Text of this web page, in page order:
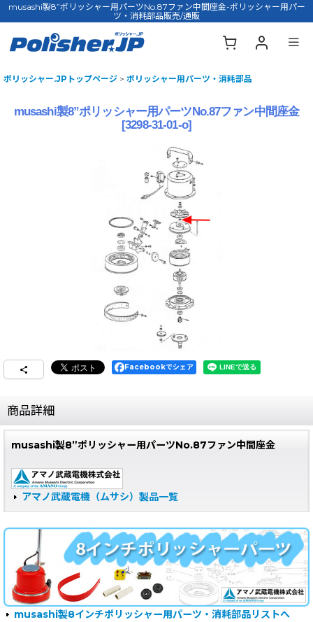
musashi製8”ポリッシャー用パーツNo.87ファン中間座金-ポリッシャー用パー
ツ・消耗部品販売/通販
ポリッシャー.JPトップページ > ポリッシャー用パーツ・消耗部品
musashi製8”ポリッシャー用パーツNo.87ファン中間座金
[3298-31-01-o]
Facebookでシェア
商品詳細
musashi製8”ポリッシャー用パーツNo.87ファン中間座金
アマノ武蔵電機（ムサシ）製品一覧
musashi製8インチポリッシャー用パーツ・消耗部品リストへ